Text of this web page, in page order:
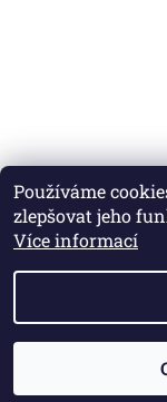
Používáme
zlepšovat jeho
Více informací